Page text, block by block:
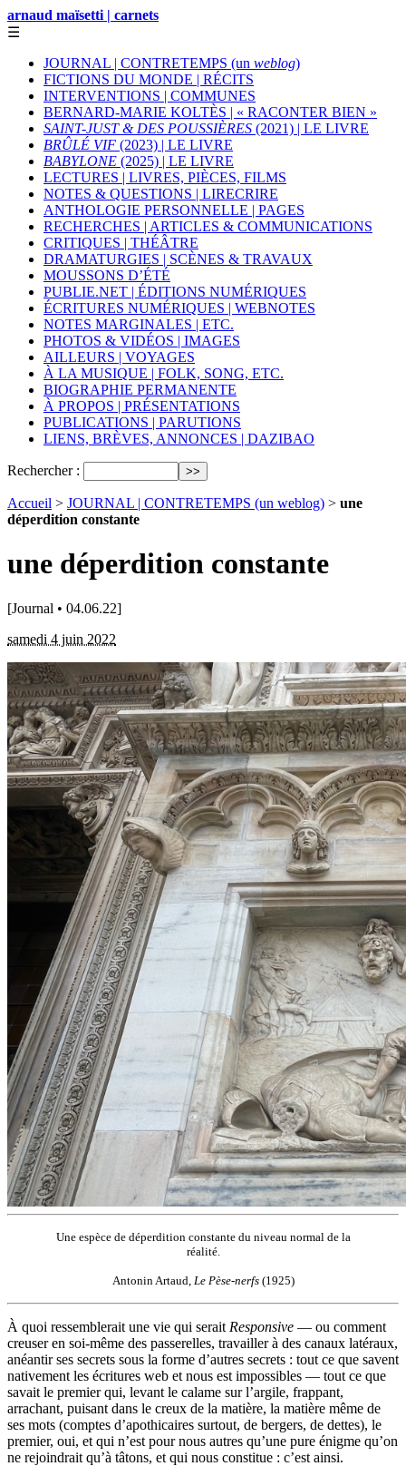
arnaud maïsetti | carnets
☰
JOURNAL | CONTRETEMPS (un weblog)
FICTIONS DU MONDE | RÉCITS
INTERVENTIONS | COMMUNES
BERNARD-MARIE KOLTÈS | « RACONTER BIEN »
SAINT-JUST & DES POUSSIÈRES (2021) | LE LIVRE
BRÛLÉ VIF (2023) | LE LIVRE
BABYLONE (2025) | LE LIVRE
LECTURES | LIVRES, PIÈCES, FILMS
NOTES & QUESTIONS | LIRECRIRE
ANTHOLOGIE PERSONNELLE | PAGES
RECHERCHES | ARTICLES & COMMUNICATIONS
CRITIQUES | THÉÂTRE
DRAMATURGIES | SCÈNES & TRAVAUX
MOUSSONS D’ÉTÉ
PUBLIE.NET | ÉDITIONS NUMÉRIQUES
ÉCRITURES NUMÉRIQUES | WEBNOTES
NOTES MARGINALES | ETC.
PHOTOS & VIDÉOS | IMAGES
AILLEURS | VOYAGES
À LA MUSIQUE | FOLK, SONG, ETC.
BIOGRAPHIE PERMANENTE
À PROPOS | PRÉSENTATIONS
PUBLICATIONS | PARUTIONS
LIENS, BRÈVES, ANNONCES | DAZIBAO
Rechercher :
Accueil > JOURNAL | CONTRETEMPS (un weblog) > une
déperdition constante
une déperdition constante
[Journal • 04.06.22]
samedi 4 juin 2022
Une espèce de déperdition constante du niveau normal de la
réalité.
Antonin Artaud, Le Pèse-nerfs(1925)
À quoi ressemblerait une vie qui serait Responsive — ou comment
creuser en soi-même des passerelles, travailler à des canaux latéraux,
anéantir ses secrets sous la forme d’autres secrets : tout ce que savent
nativement les écritures web et nous est impossibles — tout ce que
savait le premier qui, levant le calame sur l’argile, frappant,
arrachant, puisant dans le creux de la matière, la matière même de
ses mots (comptes d’apothicaires surtout, de bergers, de dettes), le
premier, oui, et qui n’est pour nous autres qu’une pure énigme qu’on
ne rejoindrait qu’à tâtons, et qui nous constitue : c’est ainsi.